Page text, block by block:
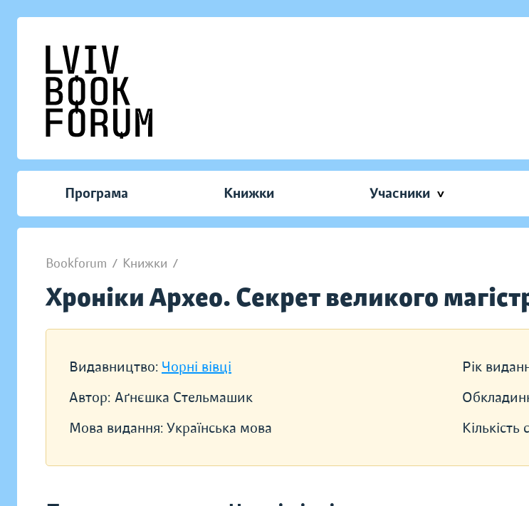
Програма Книжки Учасники
Bookforum / Книжки /
Хроніки Архео. Секрет великого
Видавництво: Чорні вівці
Автор: Аґнєшка Стельмашик
Мова видання: Українська мова
Рік
Кількість